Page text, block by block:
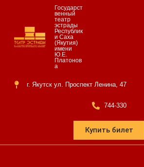
Государст
венный
театр
эстрады
Республик
и Саха
(Якутия)
имени
Ю.Е.
Платонов
а
г. Якутск ул. Проспект Ленина, 47
744-330
Купить билет